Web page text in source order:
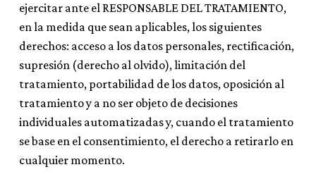
ejercitar ante el RESPONSABLE DEL TRATAMIENTO,
en la medida que sean aplicables, los siguientes
derechos: acceso a los datos personales, rectificación,
supresión (derecho al olvido), limitación del
tratamiento, portabilidad de los datos, oposición al
tratamiento y a no ser objeto de decisiones
individuales automatizadas y, cuando el tratamiento
se base en el consentimiento, el derecho a retirarlo en
cualquier momento.